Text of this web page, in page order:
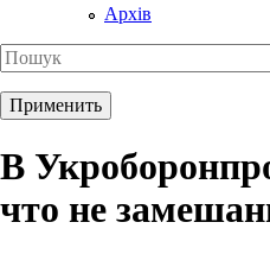
Архів
В
что не